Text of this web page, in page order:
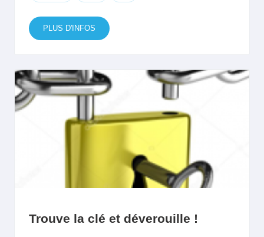
PLUS D'INFOS
Trouve la clé et déverouille !